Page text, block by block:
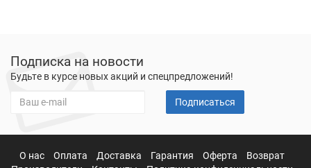
Подписка на новости
Будьте в курсе новых акций и спецпредложений!
Подписаться
О нас Оплата Доставка Гарантия Оферта
Возврат